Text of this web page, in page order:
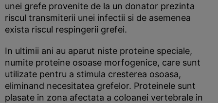
unei grefe provenite de la un donator prezinta
riscul transmiterii unei infectii si de asemenea
exista riscul respingerii grefei.
In ultimii ani au aparut niste proteine speciale,
numite proteine osoase morfogenice, care sunt
utilizate pentru a stimula cresterea osoasa,
eliminand necesitatea grefelor. Proteinele sunt
plasate in zona afectata a coloanei vertebrale in